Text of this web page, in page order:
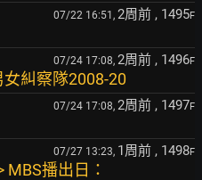
07/22 16:51, 2周前 , 1495F
07/24 17:08, 2周前 , 1496F
糾察隊2008-20
07/24 17:08, 2周前 , 1497F
07/27 13:23, 1周前 , 1498F
播出日：